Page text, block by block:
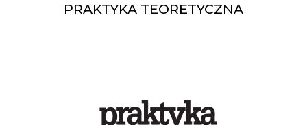
PRAKTYKA TEORETYCZNA